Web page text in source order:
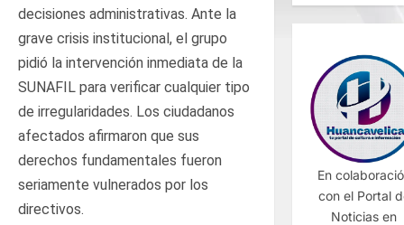
decisiones administrativas. Ante la
grave crisis institucional, el grupo
pidió la intervención inmediata de la
SUNAFIL para verificar cualquier tipo
de irregularidades. Los ciudadanos
afectados afirmaron que sus
derechos fundamentales fueron
seriamente vulnerados por los
directivos.
En
con el Portal
Noticias en